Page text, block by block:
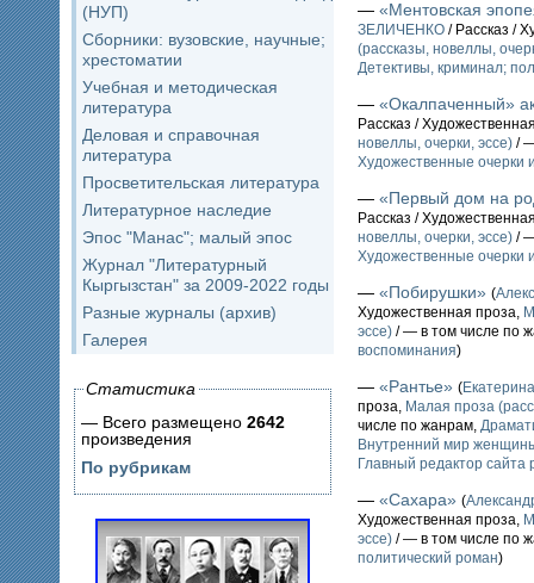
(НУП)
Сборники: вузовские, научные;
хрестоматии
Учебная и методическая
литература
Деловая и справочная
литература
Просветительская литература
Литературное наследие
Эпос "Манас"; малый эпос
Журнал "Литературный
Кыргызстан" за 2009-2022 годы
Разные журналы (архив)
Галерея
Статистика
— Всего размещено 2642
произведения
По рубрикам
— «Ментовская
ЗЕЛИЧЕНКО / Рассказ /
(рассказы, новеллы,
Детективы, криминал;
— «Окалпаченный»
Рассказ /
новеллы, очерки, эссе) /
Художественные очерки
— «Первый дом на
Рассказ /
новеллы, очерки, эссе) /
Художественные очерки
— «Побирушки» (
Художественная проза,
эссе) / — в том числе по
воспоминания)
— «Рантье» (
проза, Малая проза
числе по жанрам,
Внутренний мир
Главный редактор сайта
— «Сахара» (
Художественная проза,
эссе) / — в том числе по
политический роман)